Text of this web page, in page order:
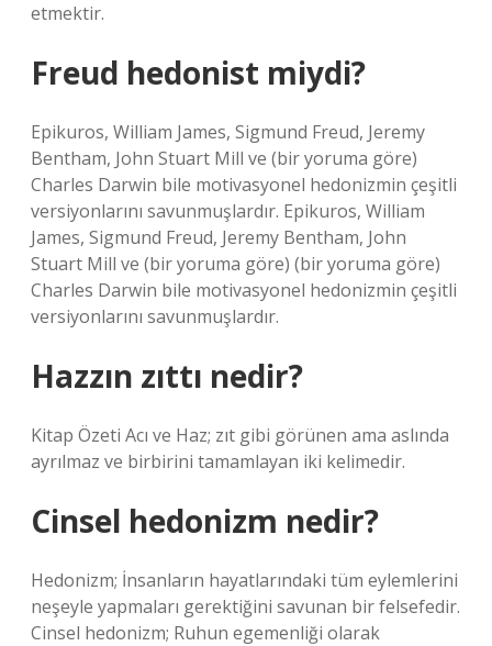
etmektir.
Freud hedonist miydi?
Epikuros, William James, Sigmund Freud, Jeremy
Bentham, John Stuart Mill ve (bir yoruma göre)
Charles Darwin bile motivasyonel hedonizmin çeşitli
versiyonlarını savunmuşlardır. Epikuros, William
James, Sigmund Freud, Jeremy Bentham, John
Stuart Mill ve (bir yoruma göre) (bir yoruma göre)
Charles Darwin bile motivasyonel hedonizmin çeşitli
versiyonlarını savunmuşlardır.
Hazzın zıttı nedir?
Kitap Özeti Acı ve Haz; zıt gibi görünen ama aslında
ayrılmaz ve birbirini tamamlayan iki kelimedir.
Cinsel hedonizm nedir?
Hedonizm; İnsanların hayatlarındaki tüm eylemlerini
neşeyle yapmaları gerektiğini savunan bir felsefedir.
Cinsel hedonizm; Ruhun egemenliği olarak